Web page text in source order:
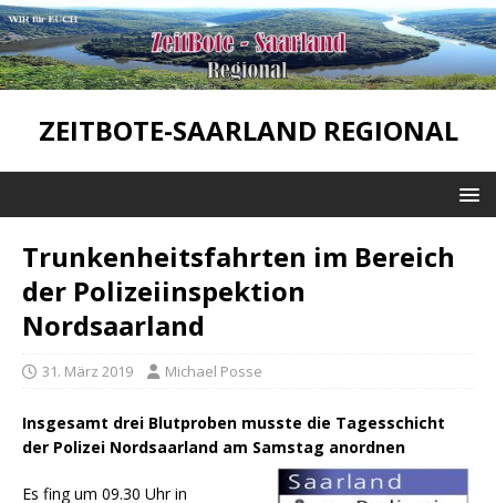
ZEITBOTE-SAARLAND REGIONAL
Trunkenheitsfahrten im Bereich
der Polizeiinspektion
Nordsaarland
31. März 2019 Michael Posse
Insgesamt drei Blutproben musste die Tagesschicht
der Polizei Nordsaarland am Samstag anordnen
Es fing um 09.30 Uhr in